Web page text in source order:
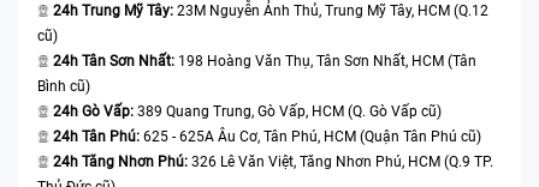
, nơi sẵn sàng cung cấp các trải nghiệm phù hợp với
bạn, đảm bảo được chất lượng hàng chính hãng.
Vì sao nên lựa chọn thay pin laptop Dell Vostro 5581 tại
Bệnh Viện Điện Thoại, Laptop 24h ?
Bệnh Viện Điện Thoại, Laptop 24h là một trung tâm với
24h Trung Mỹ Tây: 23M Nguyễn Ảnh Thủ, Trung Mỹ Tây, HCM (Q.12
cũ)
24h Tân Sơn Nhất: 198 Hoàng Văn Thụ, Tân Sơn Nhất, HCM (Tân
Bình cũ)
24h Gò Vấp: 389 Quang Trung, Gò Vấp, HCM (Q. Gò Vấp cũ)
24h Tân Phú: 625 - 625A Âu Cơ, Tân Phú, HCM (Quận Tân Phú cũ)
24h Tăng Nhơn Phú: 326 Lê Văn Việt, Tăng Nhơn Phú, HCM (Q.9 TP.